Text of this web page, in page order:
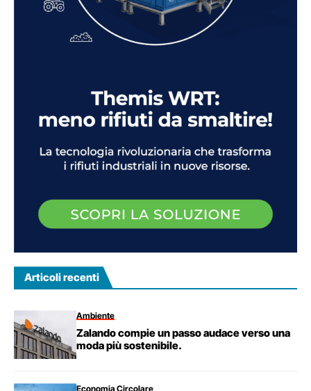
Articoli recenti
Ambiente
Zalando compie un passo audace verso una
moda più sostenibile.
Economia Circolare